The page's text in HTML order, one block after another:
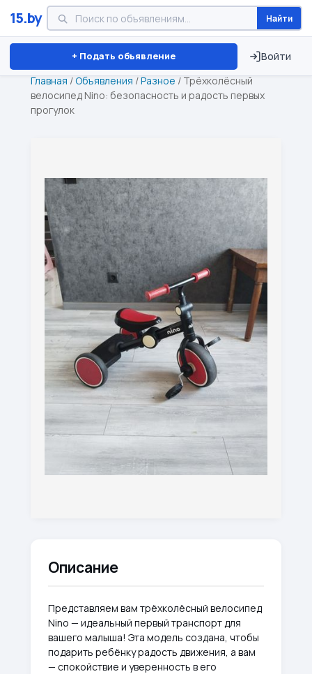
15.by Найти
+ Подать объявление Войти
Минск Витебск Брест ⏱ ТОЛЬКО 15 ДНЕЙ
Главная /Объявления /Разное / Трёхколёсный
велосипед Nino: безопасность и радость первых
прогулок
Описание
Представляем вам трёхколёсный велосипед
Nino — идеальный первый транспорт для
вашего малыша! Эта модель создана, чтобы
подарить ребёнку радость движения, а вам
— спокойствие и уверенность в его